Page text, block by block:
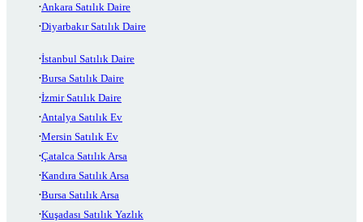
Ankara Satılık Daire
Diyarbakır Satılık Daire
İstanbul Satılık Daire
Bursa Satılık Daire
İzmir Satılık Daire
Antalya Satılık Ev
Mersin Satılık Ev
Çatalca Satılık Arsa
Kandıra Satılık Arsa
Bursa Satılık Arsa
Kuşadası Satılık Yazlık